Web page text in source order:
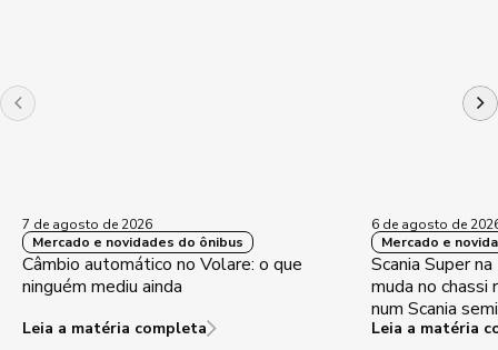
7 de agosto de 2026
Mercado e novidades do ônibus
Câmbio automático no Volare: o que
ninguém mediu ainda
Leia a matéria completa
6 de agosto de
Mercado e
Scania Super
muda no
num Scania
Leia a matéria